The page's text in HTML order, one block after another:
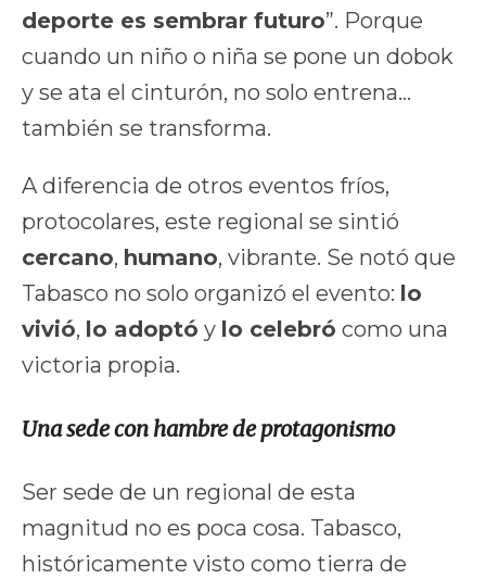
deporte es sembrar futuro”. Porque
cuando un niño o niña se pone un dobok
y se ata el cinturón, no solo entrena…
también se transforma.
A diferencia de otros eventos fríos,
protocolares, este regional se sintió
cercano, humano, vibrante. Se notó que
Tabasco no solo organizó el evento: lo
vivió, lo adoptó y lo celebró como una
victoria propia.
Una sede con hambre de protagonismo
Ser sede de un regional de esta
magnitud no es poca cosa. Tabasco,
históricamente visto como tierra de